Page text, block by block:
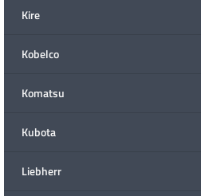
Kire
Kobelco
Komatsu
Kubota
Liebherr